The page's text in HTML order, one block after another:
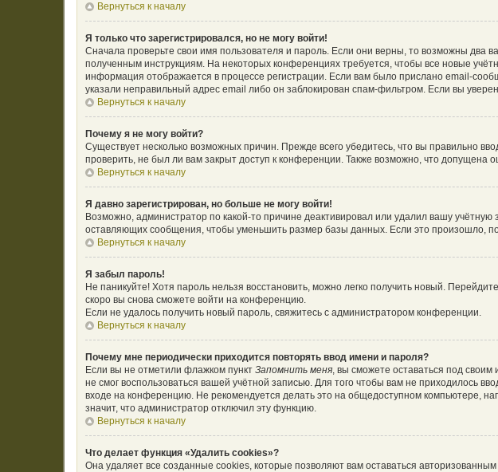
Вернуться к началу
Я только что зарегистрировался, но не могу войти!
Сначала проверьте свои имя пользователя и пароль. Если они верны, то возможны два
полученным инструкциям. На некоторых конференциях требуется, чтобы все новые
информация отображается в процессе регистрации. Если вам было прислано email-
указали неправильный адрес email либо он заблокирован спам-фильтром. Если вы
Вернуться к началу
Почему я не могу войти?
Существует несколько возможных причин. Прежде всего убедитесь, что вы правильно
проверить, не был ли вам закрыт доступ к конференции. Также возможно, что
Вернуться к началу
Я давно зарегистрирован, но больше не могу войти!
Возможно, администратор по какой-то причине деактивировал или удалил вашу
оставляющих сообщения, чтобы уменьшить размер базы данных. Если это произошло,
Вернуться к началу
Я забыл пароль!
Не паникуйте! Хотя пароль нельзя восстановить, можно легко получить новый.
скоро вы снова сможете войти на конференцию.
Если не удалось получить новый пароль, свяжитесь с администратором конференции.
Вернуться к началу
Почему мне периодически приходится повторять ввод имени и пароля?
Если вы не отметили флажком пункт Запомнить меня, вы сможете оставаться под
не смог воспользоваться вашей учётной записью. Для того чтобы вам не приходилось
входе на конференцию. Не рекомендуется делать это на общедоступном компьютере,
значит, что администратор отключил эту функцию.
Вернуться к началу
Что делает функция «Удалить cookies»?
Она удаляет все созданные cookies, которые позволяют вам оставаться